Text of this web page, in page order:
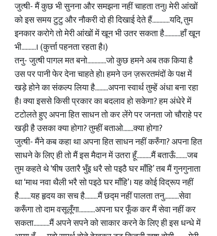
जुत्षी- मैं कुछ भी सुनना और समझना नहीं चाहता तनु। मेरी आंखों
को इस समय टुटु और नौकरी दो ही दिखाई देते हैं............यदि, तुम
इनकार करोगे तो मेरी आंखों में खून भी उतर सकता है...........हाँ खून
भी..........। (कुर्त्ता पहनता रहता है।)
तनु- जुत्षी पागल मत बनो.............जो कुछ हमने अब तक किया है
उस पर पानी फेर देना चाहते हो। हमने उन ज़रूरतमंदों के पक्ष में
खड़े होने का संकल्प लिया है.........अपना स्वार्थ तुम्हें अंधा बना रहा
है। क्या इससे किसी प्रकार का बदलाव हो सकेगा? हम अंधेरे में
टटोलते हुए अपना हित साधन तो कर लेंगे पर जनता जो चौराहे पर
खड़ी है उसका क्या होगा? तुम्हीं बताओ.......क्या होगा?
जुत्षी- मैंने कब कहा था अपना हित साधन नहीं करुँगा? अपना हित
साधने के लिए ही तो मैं इस मैदान में उतरा हूँ..........मैं बताऊँ........जब
तुम कहते थे ‘षीष उतारै भुँइ धरै सो पइठै घर माँहि’ तब मैं गुनगुनाता
था ‘माथ नवा थैली भरै सो पइठे घर माँहि’। यह कोई विद्रूप नहीं
है........यह हृदय का सच है.........मैं छद्म नहीं पालता तनु..........सेवा
करूँगा तो दाम वसूलूँगा...........अपना घर फूँक कर मैं सेवा नहीं कर
सकता...........मैं अपने सपने को साकार करने के लिए ही इस धन्धे में